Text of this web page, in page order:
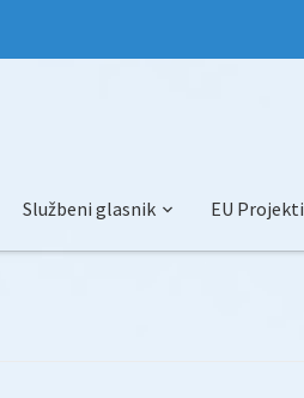
Službeni glasnik EU Projekti